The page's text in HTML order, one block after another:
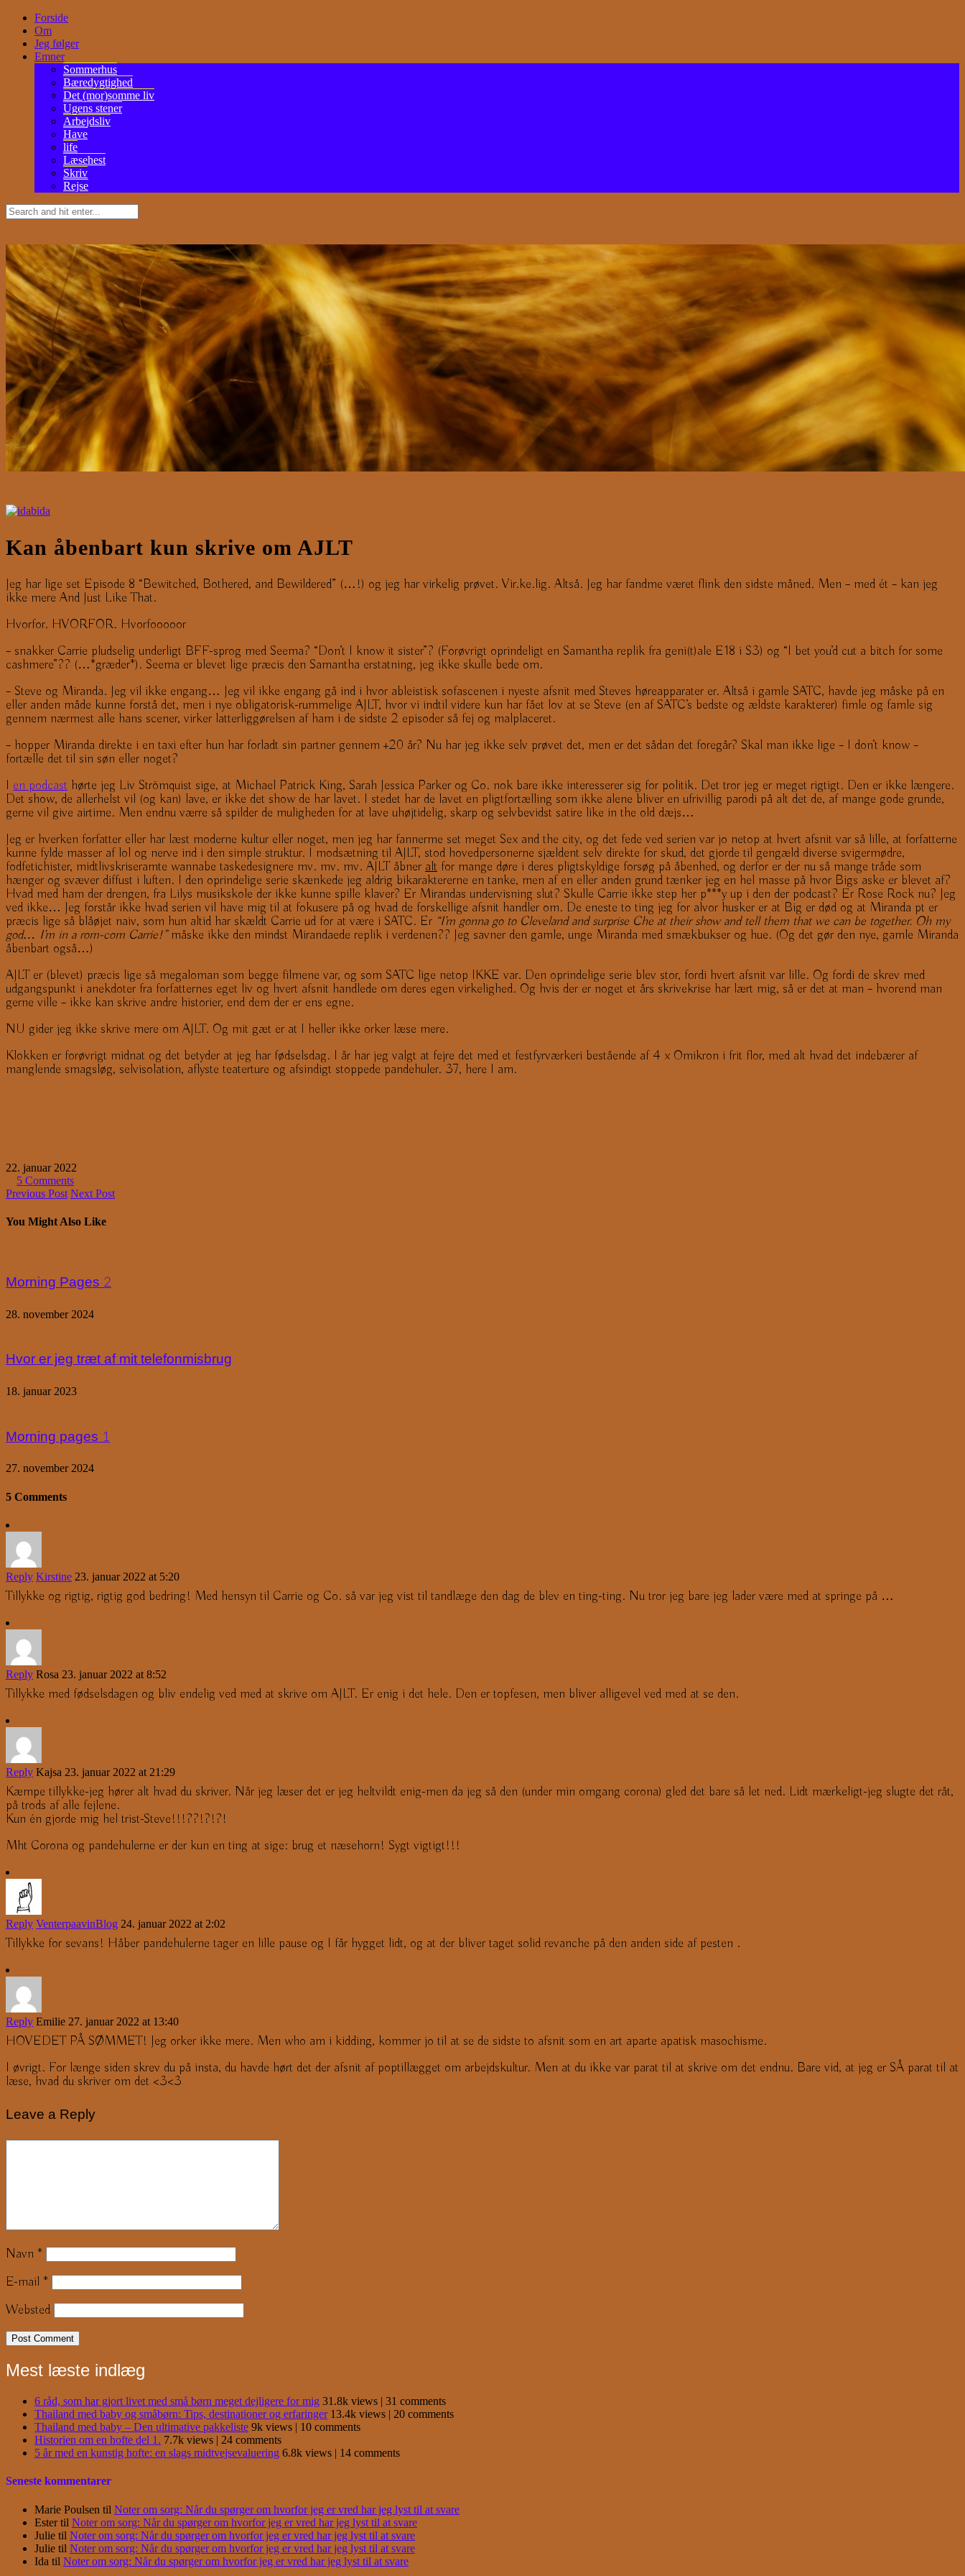
Forside
Om
Jeg følger
Emner
Sommerhus
Bæredygtighed
Det (mor)somme liv
Ugens stener
Arbejdsliv
Have
life
Læsehest
Skriv
Rejse
Kan åbenbart kun skrive om AJLT
Jeg har lige set Episode 8 “Bewitched, Bothered, and Bewildered” (…!) og jeg har virkelig prøvet. Vir.ke.lig. Altså. Jeg har fandme været flink den sidste måned. Men – med ét – kan jeg
ikke mere And Just Like That.
Hvorfor. HVORFOR. Hvorfooooor
– snakker Carrie pludselig underligt BFF-sprog med Seema? “Don’t I know it sister”? (Forøvrigt oprindeligt en Samantha replik fra geni(t)ale E18 i S3) og “I bet you’d cut a bitch for some
cashmere”?? (…*græder*). Seema er blevet lige præcis den Samantha erstatning, jeg ikke skulle bede om.
– Steve og Miranda. Jeg vil ikke engang… Jeg vil ikke engang gå ind i hvor ableistisk sofascenen i nyeste afsnit med Steves høreapparater er. Altså i gamle SATC, havde jeg måske på en
eller anden måde kunne forstå det, men i nye obligatorisk-rummelige AJLT, hvor vi indtil videre kun har fået lov at se Steve (en af SATC’s bedste og ældste karakterer) fimle og famle sig
gennem nærmest alle hans scener, virker latterliggørelsen af ham i de sidste 2 episoder så fej og malplaceret.
– hopper Miranda direkte i en taxi efter hun har forladt sin partner gennem +20 år? Nu har jeg ikke selv prøvet det, men er det sådan det foregår? Skal man ikke lige – I don’t know –
fortælle det til sin søn eller noget?
I en podcast hørte jeg Liv Strömquist sige, at Michael Patrick King, Sarah Jessica Parker og Co. nok bare ikke interesserer sig for politik. Det tror jeg er meget rigtigt. Den er ikke længere.
Det show, de allerhelst vil (og kan) lave, er ikke det show de har lavet. I stedet har de lavet en pligtfortælling som ikke alene bliver en ufrivillig parodi på alt det de, af mange gode grunde,
gerne vil give airtime. Men endnu værre så spilder de muligheden for at lave uhøjtidelig, skarp og selvbevidst satire like in the old dæjs…
Jeg er hverken forfatter eller har læst moderne kultur eller noget, men jeg har fannerme set meget Sex and the city, og det fede ved serien var jo netop at hvert afsnit var så lille, at forfatterne
kunne fylde masser af lol og nerve ind i den simple struktur. I modsætning til AJLT, stod hovedpersonerne sjældent selv direkte for skud, det gjorde til gengæld diverse svigermødre,
fodfetichister, midtlivskriseramte wannabe taskedesignere mv. mv. mv. AJLT åbner alt for mange døre i deres pligtskyldige forsøg på åbenhed, og derfor er der nu så mange tråde som
hænger og svæver diffust i luften. I den oprindelige serie skænkede jeg aldrig bikaraktererne en tanke, men af en eller anden grund tænker jeg en hel masse på hvor Bigs aske er blevet af?
Hvad med ham der drengen, fra Lilys musikskole der ikke kunne spille klaver? Er Mirandas undervisning slut? Skulle Carrie ikke step her p***y up i den der podcast? Er Rose Rock nu? Jeg
ved ikke… Jeg forstår ikke hvad serien vil have mig til at fokusere på og hvad de forskellige afsnit handler om. De eneste to ting jeg for alvor husker er at Big er død og at Miranda pt er
præcis lige så blåøjet naiv, som hun altid har skældt Carrie ud for at være i SATC. Er “I’m gonna go to Cleveland and surprise Che at their show and tell them that we can be together. Oh my
god… I’m in a rom-com Carrie!”måske ikke den mindst Mirandaede replik i verdenen?? Jeg savner den gamle, unge Miranda med smækbukser og hue. (Og det gør den nye, gamle Miranda
åbenbart også…)
AJLT er (blevet) præcis lige så megaloman som begge filmene var, og som SATC lige netop IKKE var. Den oprindelige serie blev stor, fordi hvert afsnit var lille. Og fordi de skrev med
udgangspunkt i anekdoter fra forfatternes eget liv og hvert afsnit handlede om deres egen virkelighed. Og hvis der er noget et års skrivekrise har lært mig, så er det at man – hvorend man
gerne ville – ikke kan skrive andre historier, end dem der er ens egne.
NU gider jeg ikke skrive mere om AJLT. Og mit gæt er at I heller ikke orker læse mere.
Klokken er forøvrigt midnat og det betyder at jeg har fødselsdag. I år har jeg valgt at fejre det med et festfyrværkeri bestående af 4 x Omikron i frit flor, med alt hvad det indebærer af
manglende smagsløg, selvisolation, aflyste teaterture og afsindigt stoppede pandehuler. 37, here I am.
22. januar 2022
5 Comments
Previous Post Next Post
You Might Also Like
Morning Pages 2
28. november 2024
Hvor er jeg træt af mit telefonmisbrug
18. januar 2023
Morning pages 1
27. november 2024
5 Comments
Reply Kirstine 23. januar 2022 at 5:20
Tillykke og rigtig, rigtig god bedring! Med hensyn til Carrie og Co. så var jeg vist til tandlæge den dag de blev en ting-ting. Nu tror jeg bare jeg lader være med at springe på …
Reply Rosa 23. januar 2022 at 8:52
Tillykke med fødselsdagen og bliv endelig ved med at skrive om AJLT. Er enig i det hele. Den er topfesen, men bliver alligevel ved med at se den.
Reply Kajsa 23. januar 2022 at 21:29
Kæmpe tillykke-jeg hører alt hvad du skriver. Når jeg læser det er jeg heltvildt enig-men da jeg så den (under min omgang corona) gled det bare så let ned. Lidt mærkeligt-jeg slugte det råt,
på trods af alle fejlene.
Kun én gjorde mig hel trist-Steve!!!??!?!?!
Mht Corona og pandehulerne er der kun en ting at sige: brug et næsehorn! Sygt vigtigt!!!
Reply VenterpaavinBlog 24. januar 2022 at 2:02
Tillykke for sevans! Håber pandehulerne tager en lille pause og I får hygget lidt, og at der bliver taget solid revanche på den anden side af pesten .
Reply Emilie 27. januar 2022 at 13:40
HOVEDET PÅ SØMMET! Jeg orker ikke mere. Men who am i kidding, kommer jo til at se de sidste to afsnit som en art aparte apatisk masochisme.
I øvrigt. For længe siden skrev du på insta, du havde hørt det der afsnit af poptillægget om arbejdskultur. Men at du ikke var parat til at skrive om det endnu. Bare vid, at jeg er SÅ parat til at
læse, hvad du skriver om det <3<3
Leave a Reply
Navn *
E-mail *
Websted
Mest læste indlæg
6 råd, som har gjort livet med små børn meget dejligere for mig 31.8k views | 31 comments
Thailand med baby og småbørn: Tips, destinationer og erfaringer 13.4k views | 20 comments
Thailand med baby – Den ultimative pakkeliste 9k views | 10 comments
Historien om en hofte del 1. 7.7k views | 24 comments
5 år med en kunstig hofte: en slags midtvejsevaluering 6.8k views | 14 comments
Seneste kommentarer
Marie Poulsen til Noter om sorg: Når du spørger om hvorfor jeg er vred har jeg lyst til at svare
Estertil Noter om sorg: Når du spørger om hvorfor jeg er vred har jeg lyst til at svare
Julie til Noter om sorg: Når du spørger om hvorfor jeg er vred har jeg lyst til at svare
Julie til Noter om sorg: Når du spørger om hvorfor jeg er vred har jeg lyst til at svare
Ida til Noter om sorg: Når du spørger om hvorfor jeg er vred har jeg lyst til at svare